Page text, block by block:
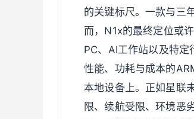
的关键标尺。一款与三
而，N1x的最终定位或
PC、AI工作站以及特定
性能、功耗与成本的
本地设备上。正如星联
限、续航受限、环境恶